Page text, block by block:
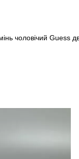
чоловічий Guess